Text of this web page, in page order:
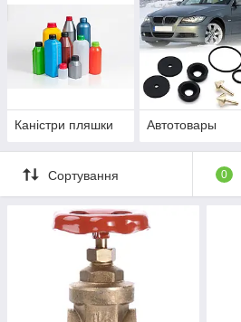
Каністри пляшки Автотовары
Сортування 0